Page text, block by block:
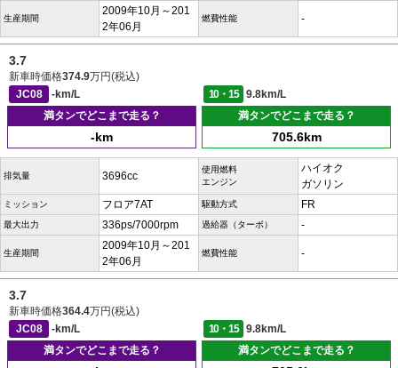
生産期間
2009年10月～201
2年06月
燃費性能 -
3.7
新車時価格374.9万円(税込)
JC08
-km/L 10・15
9.8km/L
満タンでどこまで走る？
-km
満タンでどこまで走る？
705.6km
排気量 3696cc
使用燃料
エンジン
ハイオク
ガソリン
ミッション フロア7AT 駆動方式 FR
最大出力 336ps/7000rpm 過給器（ターボ） -
生産期間
2009年10月～201
2年06月
燃費性能 -
3.7
新車時価格364.4万円(税込)
JC08
-km/L 10・15
9.8km/L
満タンでどこまで走る？
満タンでどこまで走る？